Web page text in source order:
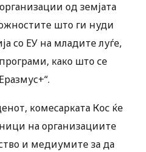
од земјата
што ги нуди
со ЕУ на младите луѓе,
како што се
комесарката Кос ќе
на организациите
и медиумите за да